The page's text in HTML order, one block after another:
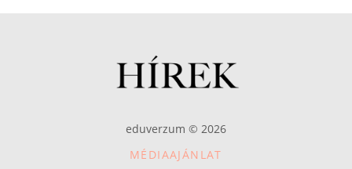
eduverzum © 2026
MÉDIAAJÁNLAT